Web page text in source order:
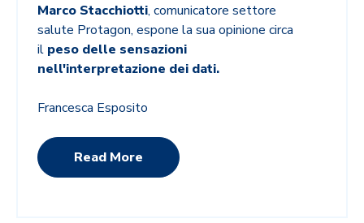
Marco Stacchiotti, comunicatore settore
salute Protagon, espone la sua opinione circa
il peso delle sensazioni
nell'interpretazione dei dati.
Francesca Esposito
Read More